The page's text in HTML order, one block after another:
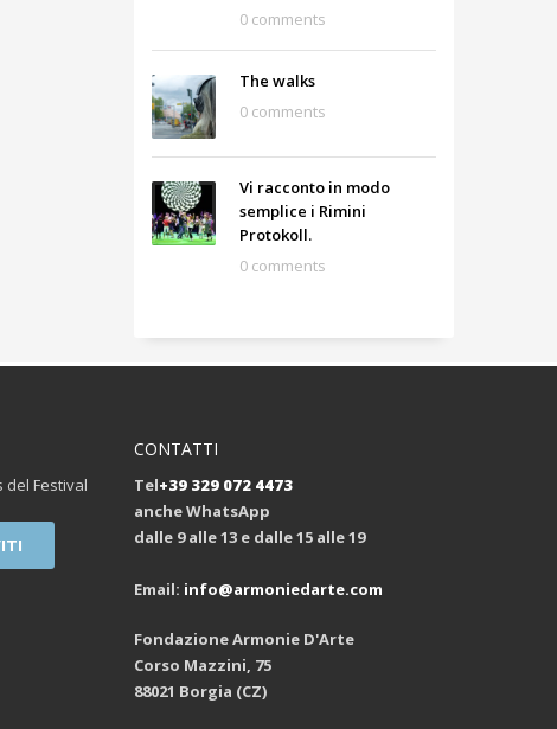
0 comments
The walks
0 comments
Vi racconto in modo
semplice i Rimini
Protokoll.
0 comments
Festival
CONTATTI
Tel+39 329 072 4473
anche WhatsApp
dalle 9 alle 13 e dalle 15 alle 19
Email: info@armoniedarte.com
Fondazione Armonie D'Arte
Corso Mazzini, 75
88021 Borgia (CZ)